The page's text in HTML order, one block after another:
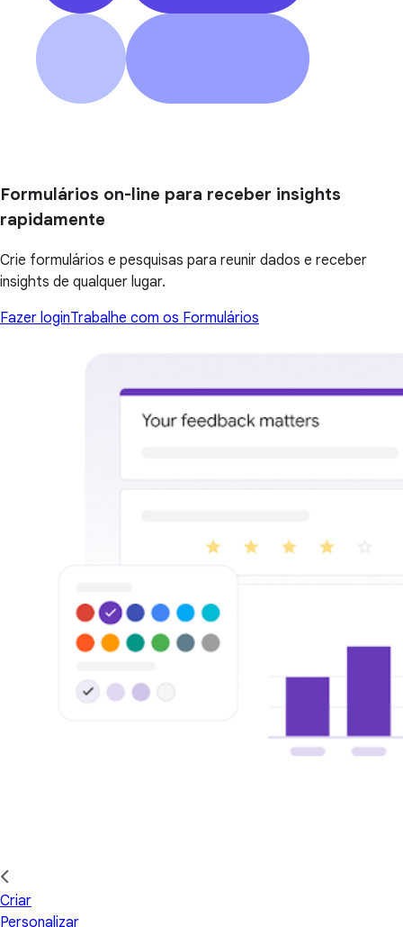
Formulários on-line para receber insights
rapidamente
Crie formulários e pesquisas para reunir dados e receber
insights de qualquer lugar.
Fazer loginTrabalhe com os Formulários
Criar
Personalizar